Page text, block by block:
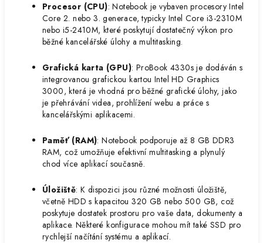
Procesor (CPU): Notebook je vybaven procesory Intel
Core 2. nebo 3. generace, typicky Intel Core i3-2310M
nebo i5-2410M, které poskytují dostatečný výkon pro
běžné kancelářské úlohy a multitasking.
Grafická karta (GPU): ProBook 4330s je dodáván s
integrovanou grafickou kartou Intel HD Graphics
3000, která je vhodná pro běžné grafické úlohy, jako
je přehrávání videa, prohlížení webu a práce s
kancelářskými aplikacemi.
Paměť (RAM): Notebook podporuje až 8 GB DDR3
RAM, což umožňuje efektivní multitasking a plynulý
chod více aplikací současně.
Úložiště: K dispozici jsou různé možnosti úložiště,
včetně HDD s kapacitou 320 GB nebo 500 GB, což
poskytuje dostatek prostoru pro vaše data, dokumenty a
aplikace. Některé konfigurace mohou mít také SSD pro
rychlejší načítání systému a aplikací.